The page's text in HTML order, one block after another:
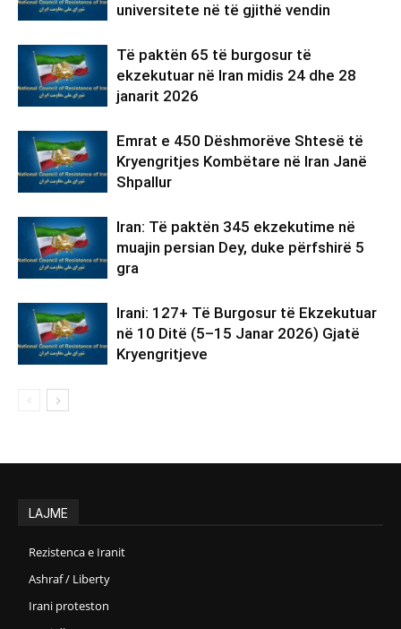
universitete në të gjithë vendin
Të paktën 65 të burgosur të
ekzekutuar në Iran midis 24 dhe 28
janarit 2026
Emrat e 450 Dëshmorëve Shtesë të
Kryengritjes Kombëtare në Iran Janë
Shpallur
Iran: Të paktën 345 ekzekutime në
muajin persian Dey, duke përfshirë 5
gra
Irani: 127+ Të Burgosur të Ekzekutuar
në 10 Ditë (5–15 Janar 2026) Gjatë
Kryengritjeve
LAJME
Rezistenca e Iranit
Ashraf / Liberty
Irani proteston